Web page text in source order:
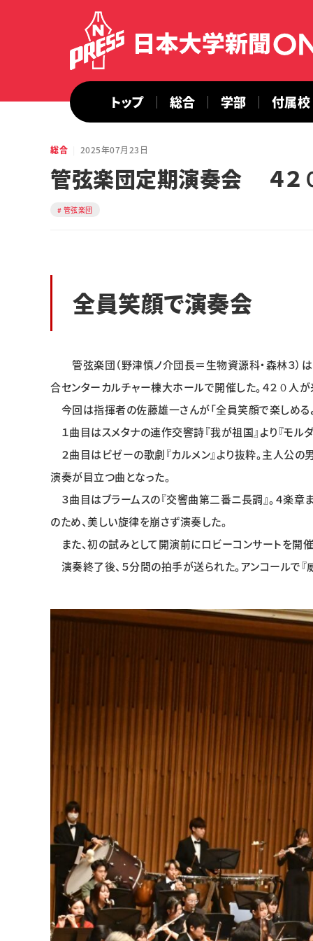
トップ 総合 学部 付属校
総合 2025年07月23日
管弦楽団定期演奏会 ４２
管弦楽団
全員笑顔で演奏会
管弦楽団（野津慎ノ介団長＝生物資源科・森林３）
合センターカルチャー棟大ホールで開催した。４２０人が
今回は指揮者の佐藤雄一さんが「全員笑顔で楽しめる
１曲目はスメタナの連作交響詩『我が祖国』より『モル
２曲目はビゼーの歌劇『カルメン』より抜粋。主人公
演奏が目立つ曲となった。
３曲目はブラームスの『交響曲第二番ニ長調』。４楽
のため、美しい旋律を崩さず演奏した。
また、初の試みとして開演前にロビーコンサートを開
演奏終了後、５分間の拍手が送られた。アンコールで『